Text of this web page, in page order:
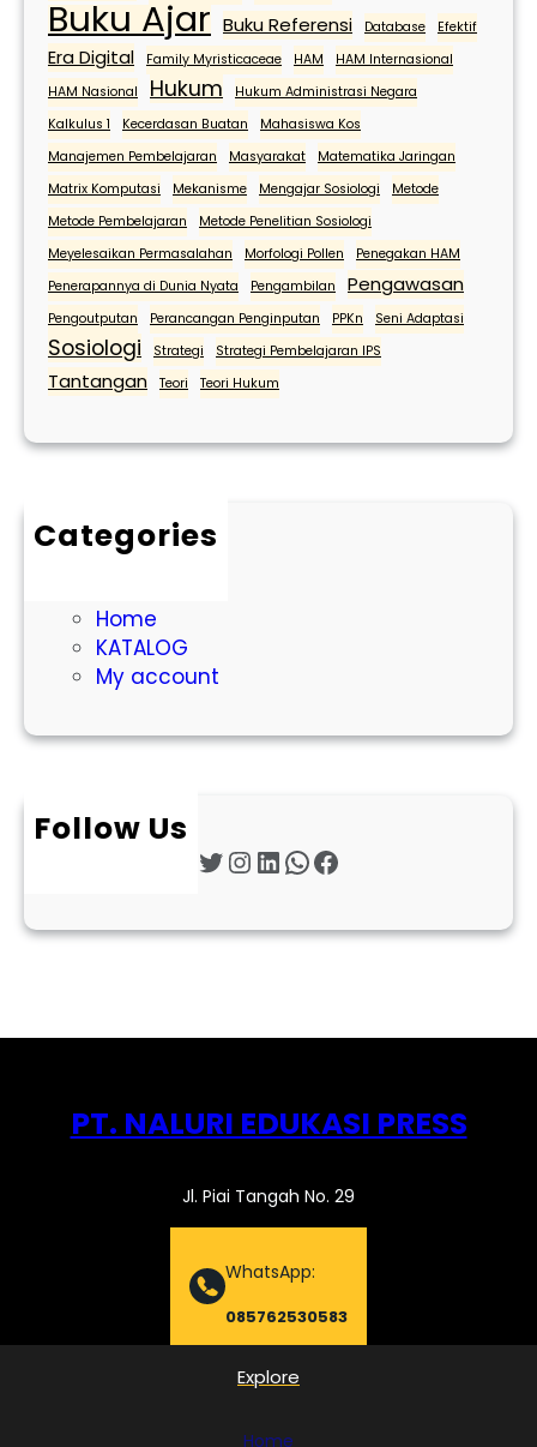
N
Buku Ajar Buku Referensi Database Efektif
Era Digital Family Myristicaceae HAM
HAM Internasional
HAM Nasional
Hukum
Hukum Administrasi Negara
Kalkulus 1
Kecerdasan Buatan
Mahasiswa Kos
Manajemen Pembelajaran
Masyarakat
Matematika Jaringan
Matrix Komputasi
Mekanisme Mengajar Sosiologi
Metode
Metode Pembelajaran
Metode Penelitian Sosiologi
Meyelesaikan Permasalahan
Morfologi Pollen
Penegakan HAM
Penerapannya di Dunia Nyata
Pengambilan Pengawasan
Pengoutputan Perancangan Penginputan PPKn Seni Adaptasi
Sosiologi Strategi Strategi Pembelajaran IPS
Tantangan Teori Teori Hukum
Categories
Cart
Home
KATALOG
My account
Follow Us
Twitter InstagramLinkedIn WhatsApp Facebook
PT. NALURI EDUKASI PRESS
Jl. Piai Tangah No. 29
WhatsApp:
085762530583
Explore
Home